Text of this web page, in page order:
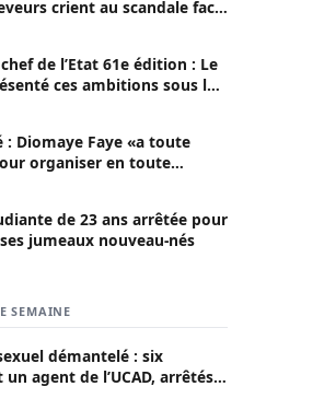
crient au scandale face
de l’Etat 61e édition : Le
: Diomaye Faye «a toute
organiser en toute
locales
de 23 ans arrêtée pour
jumeaux nouveau-nés
SEMAINE
démantelé : six
agent de l’UCAD, arrêtés à
avoue avoir propagé le